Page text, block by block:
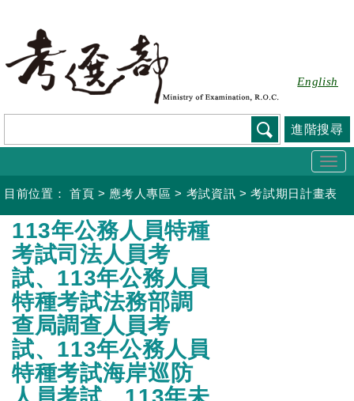
要
容
English
進階搜尋
目前位置： 首頁 > 應考人專區 > 考試資訊 >考試期日計畫表
:::
113年公務人員特種
考試司法人員考
試、113年公務人員
特種考試法務部調
查局調查人員考
試、113年公務人員
特種考試海岸巡防